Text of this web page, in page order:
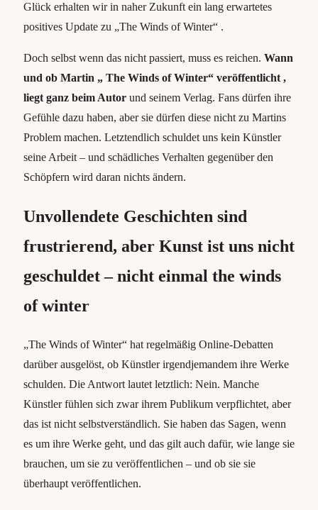
Glück erhalten wir in naher Zukunft ein lang erwartetes
positives Update zu „The Winds of Winter“ .
Doch selbst wenn das nicht passiert, muss es reichen. Wann
und ob Martin „ The Winds of Winter“ veröffentlicht ,
liegt ganz beim Autor und seinem Verlag. Fans dürfen ihre
Gefühle dazu haben, aber sie dürfen diese nicht zu Martins
Problem machen. Letztendlich schuldet uns kein Künstler
seine Arbeit – und schädliches Verhalten gegenüber den
Schöpfern wird daran nichts ändern.
Unvollendete Geschichten sind
frustrierend, aber Kunst ist uns nicht
geschuldet – nicht einmal the winds
of winter
„The Winds of Winter“ hat regelmäßig Online-Debatten
darüber ausgelöst, ob Künstler irgendjemandem ihre Werke
schulden. Die Antwort lautet letztlich: Nein. Manche
Künstler fühlen sich zwar ihrem Publikum verpflichtet, aber
das ist nicht selbstverständlich. Sie haben das Sagen, wenn
es um ihre Werke geht, und das gilt auch dafür, wie lange sie
brauchen, um sie zu veröffentlichen – und ob sie sie
überhaupt veröffentlichen.